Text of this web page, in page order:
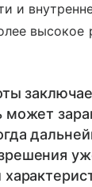
и
может